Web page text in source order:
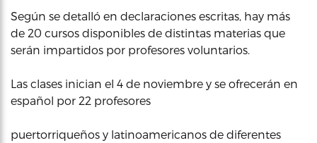
Según se detalló en declaraciones escritas, hay más
de 20 cursos disponibles de distintas materias que
serán impartidos por profesores voluntarios.
Las clases inician el 4 de noviembre y se ofrecerán en
español por 22 profesores
puertorriqueños y latinoamericanos de diferentes